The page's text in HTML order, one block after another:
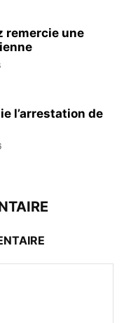
remercie une
l’arrestation de